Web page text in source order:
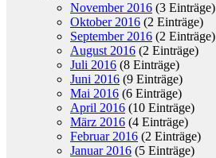
November 2016 (3 Einträge)
Oktober 2016 (2 Einträge)
September 2016 (2 Einträge)
August 2016 (2 Einträge)
Juli 2016 (8 Einträge)
Juni 2016 (9 Einträge)
Mai 2016 (6 Einträge)
April 2016 (10 Einträge)
März 2016 (4 Einträge)
Februar 2016 (2 Einträge)
Januar 2016 (5 Einträge)